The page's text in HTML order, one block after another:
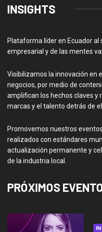
INSIGHTS
Plataforma líder en Ecuador al
empresarial y de las mentes
Visibilizamos la innovación en
negocios, por medio de
amplifican los hechos claves y
marcas y el talento detrás de
Promovemos nuestros
realizados con estándares
actualización permanente y
de la industria local.
PRÓXIMOS